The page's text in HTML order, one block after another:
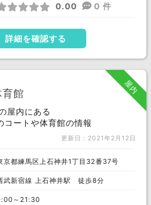
0.00 0 件
詳細を確認する
屋内
館
屋内にある
コートや体育館の情報
更新日：2021年2月12日
京都練馬区上石神井1丁目32番37号
武新宿線 上石神井駅 徒歩8分
～21:30